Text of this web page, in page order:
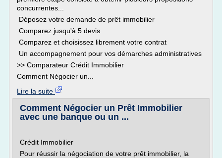
concurrentes...
Déposez votre demande de prêt immobilier
Comparez jusqu'à 5 devis
Comparez et choisissez librement votre contrat
Un accompagnement pour vos démarches administratives
>> Comparateur Crédit Immobilier
Comment Négocier un...
Lire la suite
Comment Négocier un Prêt Immobilier
avec une banque ou un ...
Crédit Immobilier
Pour réussir la négociation de votre prêt immobilier, la